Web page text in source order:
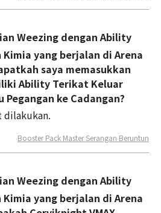
Weezing dengan Ability
Kimia yang berjalan di Arena
saya memasukkan
Ability Terikat Keluar
ke Cadangan?
Booster Pack Master Serangan Beruntun
Weezing dengan Ability
Kimia yang berjalan di Arena